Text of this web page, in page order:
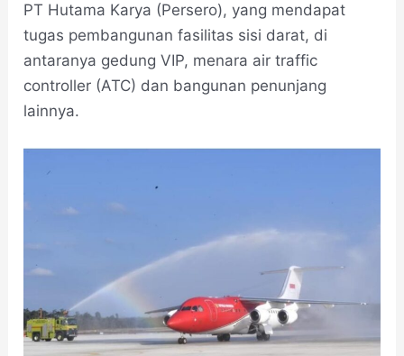
PT Hutama Karya (Persero), yang mendapat
tugas pembangunan fasilitas sisi darat, di
antaranya gedung VIP, menara air traffic
controller (ATC) dan bangunan penunjang
lainnya.